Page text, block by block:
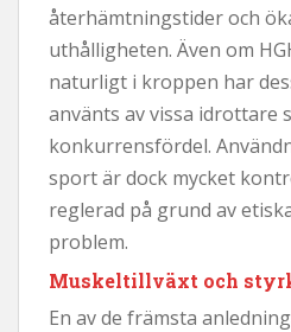
återhämtningstider och
uthålligheten. Även om
naturligt i kroppen har
använts av vissa idrottare
konkurrensfördel.
sport är dock mycket
reglerad på grund av
problem.
Muskeltillväxt och
En av de främsta